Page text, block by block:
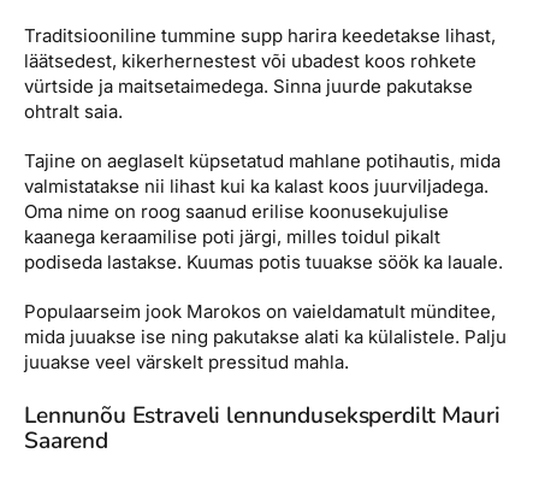
Traditsiooniline tummine supp harira keedetakse lihast,
läätsedest, kiker­hernestest või ubadest koos rohkete
vürtside ja maitsetaimedega. Sinna juurde pakutakse
ohtralt saia.
Tajine on aeglaselt küpsetatud mahlane potihautis, mida
valmistatakse nii lihast kui ka kalast koos juurviljadega.
Oma nime on roog saanud erilise koonuse­kujulise
kaanega keraamilise poti järgi, milles toidul pikalt
podiseda lastakse. Kuumas potis tuuakse söök ka lauale.
Populaarseim jook Marokos on vaieldamatult münditee,
mida juuakse ise ning pakutakse alati ka külalistele. Palju
juuakse veel värskelt pressitud mahla.
Lennunõu Estraveli lennunduseksperdilt Mauri
Saarend